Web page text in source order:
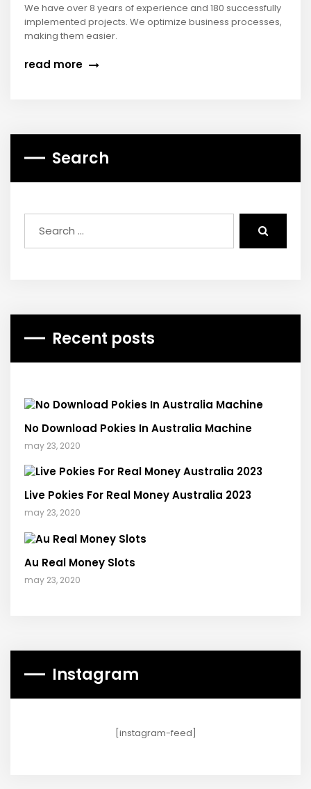
We have over 8 years of experience and 180 successfully
implemented projects. We optimize business processes,
making them easier.
read more
Search
Recent posts
No Download Pokies In Australia Machine
may 23, 2020
Live Pokies For Real Money Australia 2023
may 23, 2020
Au Real Money Slots
may 23, 2020
Instagram
[instagram-feed]